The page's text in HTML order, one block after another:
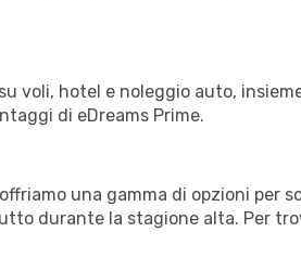
voli, hotel e noleggio auto,
di eDreams Prime.
una gamma di opzioni per
durante la stagione alta. Per